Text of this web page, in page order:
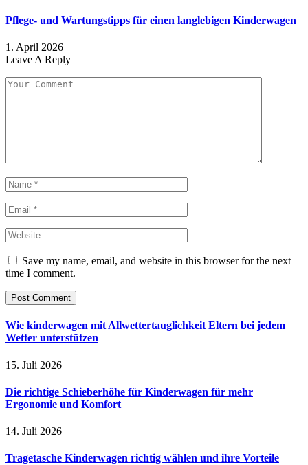
Pflege- und Wartungstipps für einen langlebigen Kinderwagen
1. April 2026
Leave A Reply
Save my name, email, and website in this browser for the next
time I comment.
Wie kinderwagen mit Allwettertauglichkeit Eltern bei jedem
Wetter unterstützen
15. Juli 2026
Die richtige Schieberhöhe für Kinderwagen für mehr
Ergonomie und Komfort
14. Juli 2026
Tragetasche Kinderwagen richtig wählen und ihre Vorteile